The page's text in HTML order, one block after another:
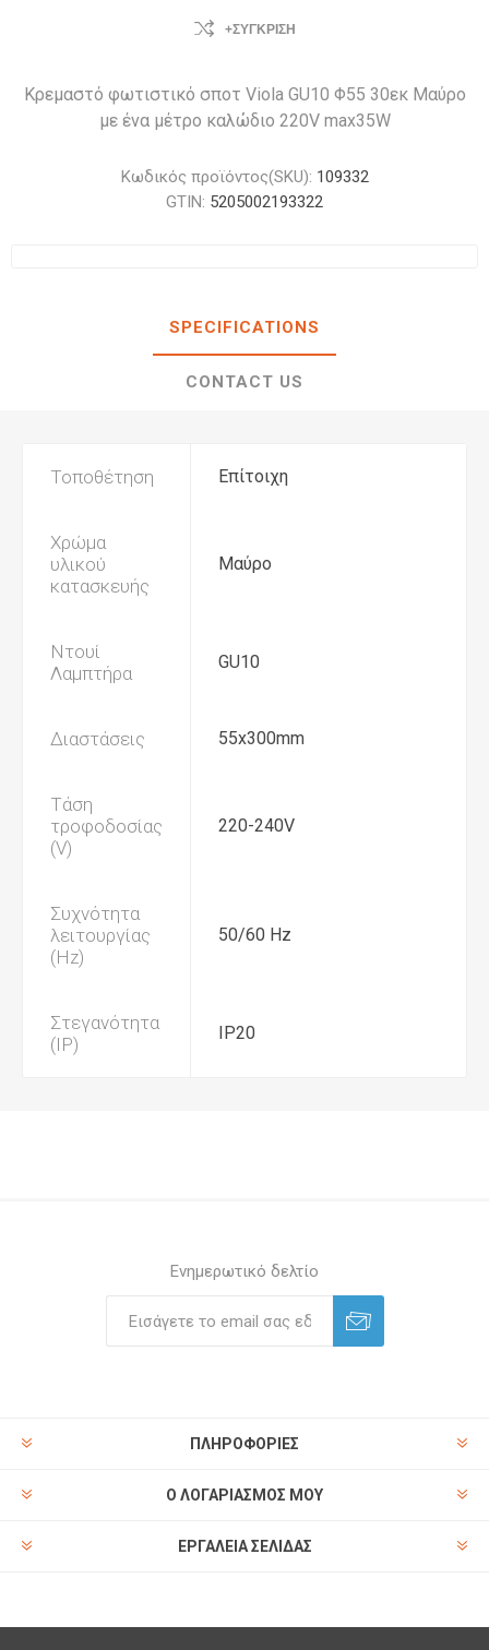
+ΣΎΓΚΡΙΣΗ
Κρεμαστό φωτιστικό σποτ Viola GU10 Φ55 30εκ Μαύρο
με ένα μέτρο καλώδιο 220V max35W
Κωδικός προϊόντος(SKU): 109332
GTIN: 5205002193322
SPECIFICATIONS
CONTACT US
Τοποθέτηση Επίτοιχη
Χρώμα
υλικού
κατασκευής
Μαύρο
Ντουί
Λαμπτήρα
GU10
Διαστάσεις 55x300mm
Τάση
τροφοδοσίας
(V)
220-240V
Συχνότητα
λειτουργίας
(Hz)
50/60 Hz
Στεγανότητα
(IP)
IP20
Ενημερωτικό δελτίο
ΠΛΗΡΟΦΟΡΊΕΣ
Ο ΛΟΓΑΡΙΑΣΜΌΣ ΜΟΥ
ΕΡΓΑΛΕΊΑ ΣΕΛΊΔΑΣ